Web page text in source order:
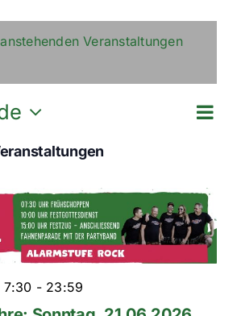
Veranstaltungen
Liste
7:30 - 23:59